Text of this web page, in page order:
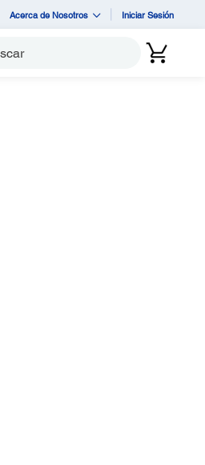
Acerca de Nosotros Iniciar Sesión